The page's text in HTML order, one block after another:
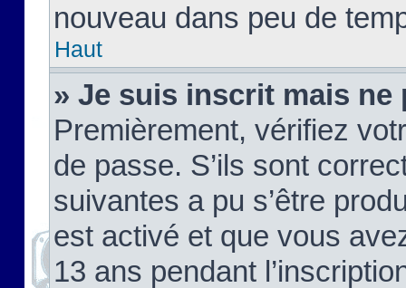
nouveau dans peu de
Haut
» Je suis inscrit mais ne
Premièrement, vérifiez
de passe. S’ils sont
suivantes a pu s’être
est activé et que vous
13 ans pendant